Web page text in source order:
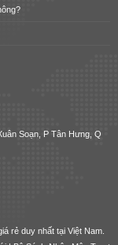
Soạn, P Tân Hưng, Q
rẻ duy nhất tại Việt Nam.